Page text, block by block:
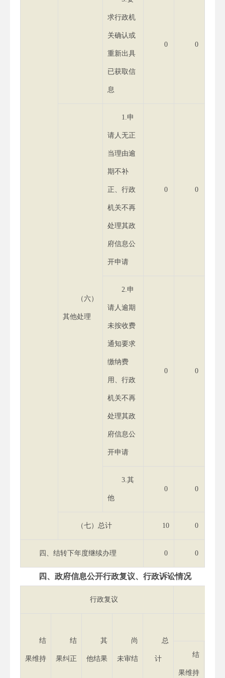
求行政机
关确认或
重新出具
已获取信
息
0 0
（六）
其他处理
1.申
请人无正
当理由逾
期不补
正、行政
机关不再
处理其政
府信息公
开申请
0 0
2.申
请人逾期
未按收费
通知要求
缴纳费
用、行政
机关不再
处理其政
府信息公
开申请
0 0
3.其
他
0 0
（七）总计 10 0
四、结转下年度继续办理 0 0
四、政府信息公开行政复议、行政诉讼情况
行政复议
结
果维持
结
果纠正
其
他结果
尚
未审结
总
计
结
果维持